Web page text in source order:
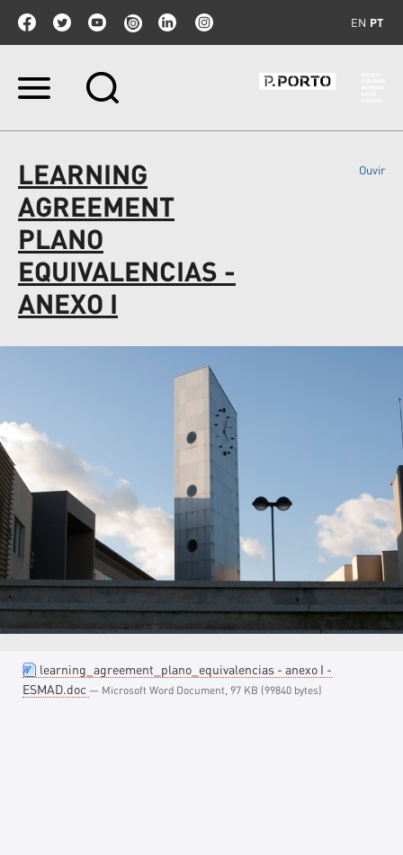
EN PT
Ir
Ir
para
a
navegação
LEARNING
AGREEMENT
PLANO
EQUIVALENCIAS -
ANEXO I
Ouvir
learning_agreement_plano_equivalencias - anexo I -
ESMAD.doc — Microsoft Word Document, 97 KB (99840 bytes)